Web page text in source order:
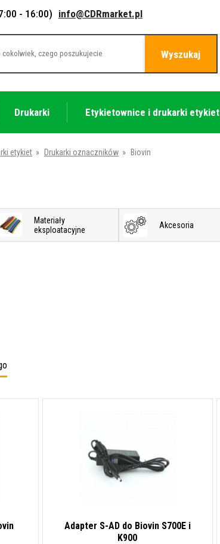
- 16:00) info@CDRmarket.pl
Wyszukaj
Drukarki Etykietownice i drukarki etykiet
etykiet » Drukarki oznaczników » Biovin
Materiały
eksploatacyjne
Akcesoria
Adapter S-AD do Biovin S700E i
K900